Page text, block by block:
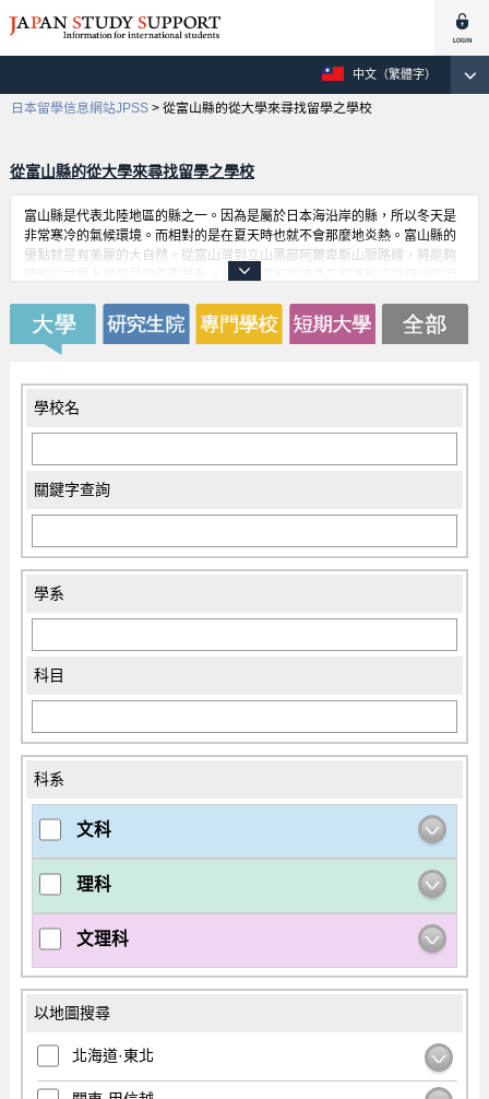
中文（繁體字）
日本留學信息網站JPSS > 從富山縣的從大學來尋找留學之學校
從富山縣的從大學來尋找留學之學校
富山縣是代表北陸地區的縣之一。因為是屬於日本海沿岸的縣，所以冬天是
非常寒冷的氣候環境。而相對的是在夏天時也就不會那麼地炎熱。富山縣的
優點就是有美麗的大自然。從富山灣到立山黑部阿爾卑斯山脈路線，將能夠
體驗到世界上很罕見的奇觀景色。此外，還有彷彿身在部落和江戶時代的街
留學生前來的一大的魅力。
學校名
關鍵字查詢
學系
科目
科系
文科
理科
文理科
以地圖搜尋
北海道·東北